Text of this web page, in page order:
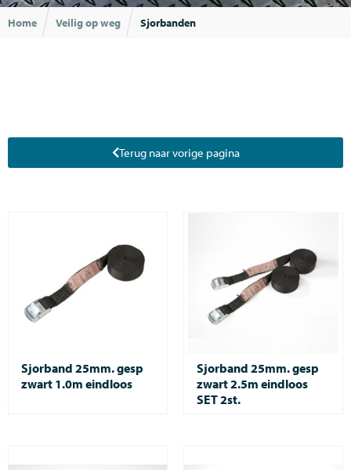
Home Veilig op weg Sjorbanden
Terug naar vorige pagina
Sjorband 25mm. gesp
zwart 1.0m eindloos
Sjorband 25mm. gesp
zwart 2.5m eindloos
SET 2st.